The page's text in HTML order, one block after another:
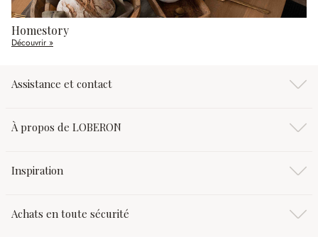
Homestory
Découvrir »
Assistance et contact
À propos de LOBERON
Inspiration
Achats en toute sécurité